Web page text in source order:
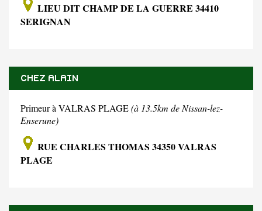
LIEU DIT CHAMP DE LA GUERRE 34410
SERIGNAN
CHEZ ALAIN
Primeur à VALRAS PLAGE(à 13.5km de Nissan-lez-
Enserune)
RUE CHARLES THOMAS 34350 VALRAS
PLAGE